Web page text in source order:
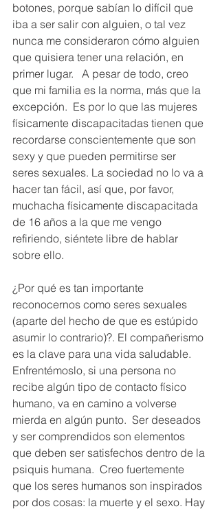
botones, porque sabían lo difícil que
iba a ser salir con alguien, o tal vez
nunca me consideraron cómo alguien
que quisiera tener una relación, en
primer lugar.   A pesar de todo, creo
que mi familia es la norma, más que la
excepción.  Es por lo que las mujeres
físicamente discapacitadas tienen que
recordarse conscientemente que son
sexy y que pueden permitirse ser
seres sexuales. La sociedad no lo va a
hacer tan fácil, así que, por favor,
muchacha físicamente discapacitada
de 16 años a la que me vengo
refiriendo, siéntete libre de hablar
sobre ello.
¿Por qué es tan importante
reconocernos como seres sexuales
(aparte del hecho de que es estúpido
asumir lo contrario)?. El compañerismo
es la clave para una vida saludable.
Enfrentémoslo, si una persona no
recibe algún tipo de contacto físico
humano, va en camino a volverse
mierda en algún punto.  Ser deseados
y ser comprendidos son elementos
que deben ser satisfechos dentro de la
psiquis humana.  Creo fuertemente
que los seres humanos son inspirados
por dos cosas: la muerte y el sexo. Hay